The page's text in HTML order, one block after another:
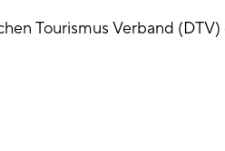
Tourismus Verband (DTV)